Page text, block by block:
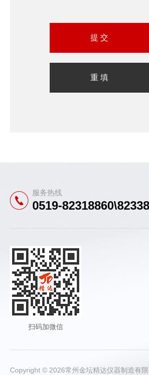
服务热线
0519-
扫码加微信
Copyright © 2026常州金坛精达仪器制造有